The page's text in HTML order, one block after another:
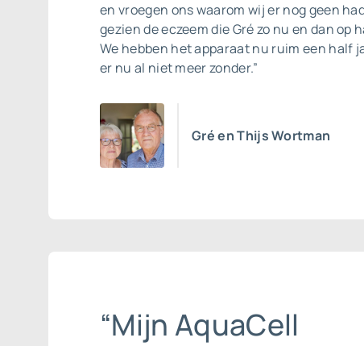
en vroegen ons waarom wij er nog geen
gezien de eczeem die Gré zo nu en dan op
We hebben het apparaat nu ruim een half
er nu al niet meer zonder.”
Gré en Thijs Wortman
“Mijn AquaCell